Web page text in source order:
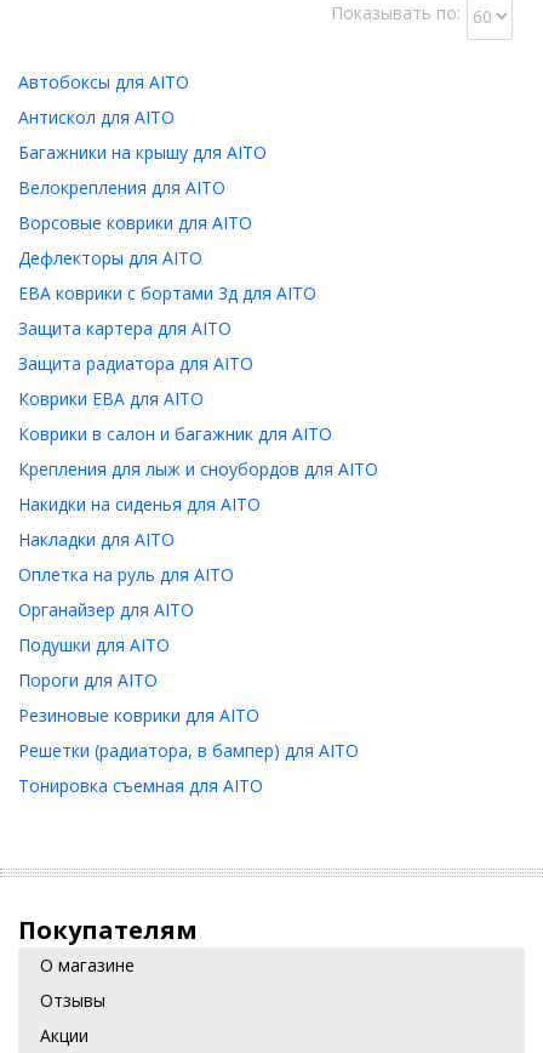
Показывать по:
Автобоксы для AITO
Антискол для AITO
Багажники на крышу для AITO
Велокрепления для AITO
Ворсовые коврики для AITO
Дефлекторы для AITO
ЕВА коврики с бортами 3д для AITO
Защита картера для AITO
Защита радиатора для AITO
Коврики ЕВА для AITO
Коврики в салон и багажник для AITO
Крепления для лыж и сноубордов для AITO
Накидки на сиденья для AITO
Накладки для AITO
Оплетка на руль для AITO
Органайзер для AITO
Подушки для AITO
Пороги для AITO
Резиновые коврики для AITO
Решетки (радиатора, в бампер) для AITO
Тонировка съемная для AITO
Покупателям
О магазине
Отзывы
Акции